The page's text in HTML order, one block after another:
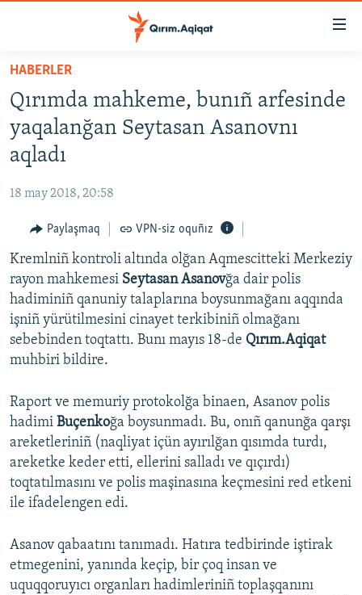
Esas
qaytmaq
Baş
navigatsiyağa
qaytmaq
Qıdıruvğa
qaytmaq
HABERLER
SİYASET
İQTİSADİYAT
MEDENİYET
İNSAN AQLARI
VİDEO
SÜRET
BLOGLAR
FİKİR
Українською
QOŞULIÑIZ!
RFE/RS bütün saytları
HABERLER
Qırımda mahkeme, bunıñ arfesinde
yaqalanğan Seytasan Asanovnı
aqladı
18 may 2018, 20:58
Paylaşmaq VPN-siz oquñız
Kremlniñ kontroli altında olğan Aqmescitteki Merkeziy
rayon mahkemesi Seytasan Asanovğa dair polis
hadiminiñ qanuniy talaplarına boysunmağanı aqqında
işniñ yürütilmesini cinayet terkibiniñ olmağanı
sebebinden toqtattı. Bunı mayıs 18-de Qırım.Aqiqat
muhbiri bildire.
Raport ve memuriy protokolğa binaen, Asanov polis
hadimi Buçenkoğa boysunmadı. Bu, onıñ qanunğa qarşı
areketleriniñ (naqliyat içün ayırılğan qısımda turdı,
areketke keder etti, ellerini salladı ve qıçırdı)
toqtatılmasını ve polis maşinasına keçmesini red etkeni
ile ifadelengen edi.
Asanov qabaatını tanımadı. Hatıra tedbirinde iştirak
etmegenini, yanında keçip, bir çoq insan ve
uquqqoruyıcı organları hadimleriniñ toplaşqanını